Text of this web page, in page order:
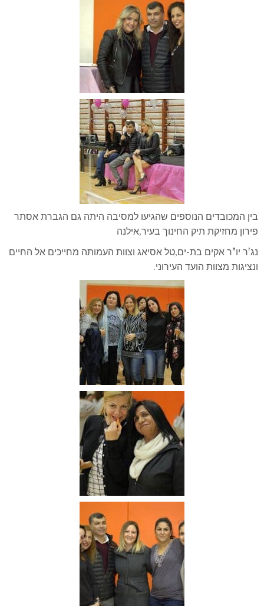
בין המכובדים הנוספים שהגיעו למסיבה היתה גם הגברת אסתר
פירון מחזיקת תיק החינוך בעיר,אילנה
נג'ר יו"ר אקים בת-ים,טל אסיאג וצוות העמותה מחייכים אל החיים
ונציגות מצוות הועד העירוני.